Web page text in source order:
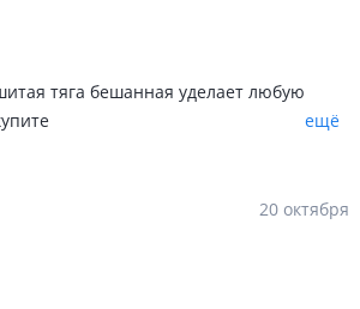
тяга бешанная уделает любую
ещё
20 октября